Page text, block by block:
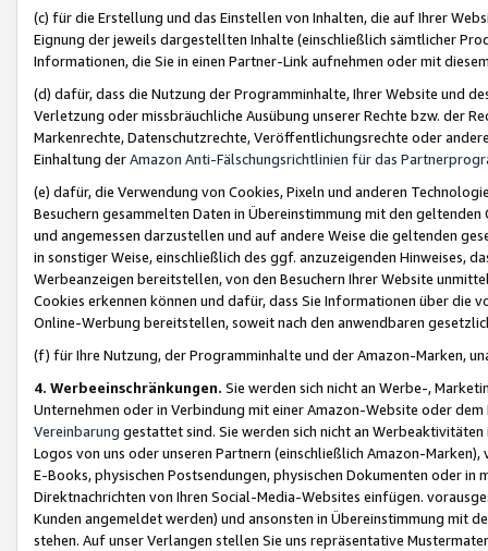
(c) für die Erstellung und das Einstellen von Inhalten, die auf Ihrer
Eignung der jeweils dargestellten Inhalte (einschließlich sämtlicher
Informationen, die Sie in einen Partner-Link aufnehmen oder mit
(d) dafür, dass die Nutzung der Programminhalte, Ihrer Website und
Verletzung oder missbräuchliche Ausübung unserer Rechte bzw. der
Markenrechte, Datenschutzrechte, Veröffentlichungsrechte oder
Einhaltung derAmazon Anti-Fälschungsrichtlinien für das
(e) dafür, die Verwendung von Cookies, Pixeln und anderen
Besuchern gesammelten Daten in Übereinstimmung mit den
und angemessen darzustellen und auf andere Weise die geltenden
in sonstiger Weise, einschließlich des ggf. anzuzeigenden Hinweises,
Werbeanzeigen bereitstellen, von den Besuchern Ihrer Website
Cookies erkennen können und dafür, dass Sie Informationen über die
Online-Werbung bereitstellen, soweit nach den anwendbaren
(f) für Ihre Nutzung, der Programminhalte und der Amazon-Marken,
4. Werbeeinschränkungen. Sie werden sich nicht an Werbe-,
Unternehmen oder in Verbindung mit einer Amazon-Website oder
Vereinbarung gestattet sind. Sie werden sich nicht an
Logos von uns oder unseren Partnern (einschließlich Amazon-
E-Books, physischen Postsendungen, physischen Dokumenten oder in
Direktnachrichten von Ihren Social-Media-Websites einfügen.
Kunden angemeldet werden) und ansonsten in Übereinstimmung mit
stehen. Auf unser Verlangen stellen Sie uns repräsentative